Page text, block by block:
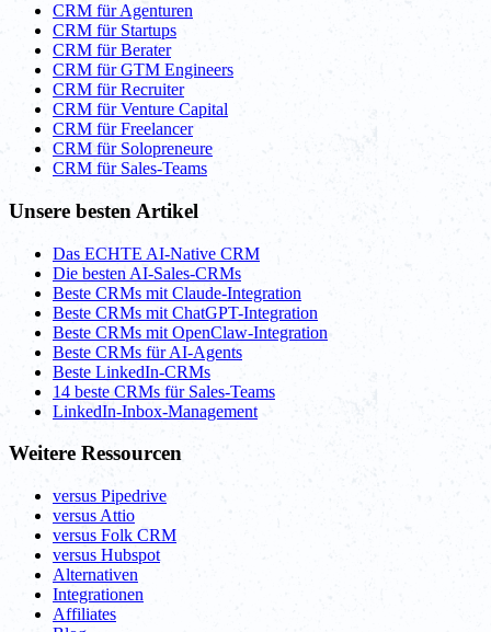
CRM für Agenturen
CRM für Startups
CRM für Berater
CRM für GTM Engineers
CRM für Recruiter
CRM für Venture Capital
CRM für Freelancer
CRM für Solopreneure
CRM für Sales-Teams
Unsere besten Artikel
Das ECHTE AI-Native CRM
Die besten AI-Sales-CRMs
Beste CRMs mit Claude-Integration
Beste CRMs mit ChatGPT-Integration
Beste CRMs mit OpenClaw-Integration
Beste CRMs für AI-Agents
Beste LinkedIn-CRMs
14 beste CRMs für Sales-Teams
LinkedIn-Inbox-Management
Weitere Ressourcen
versus Pipedrive
versus Attio
versus Folk CRM
versus Hubspot
Alternativen
Integrationen
Affiliates